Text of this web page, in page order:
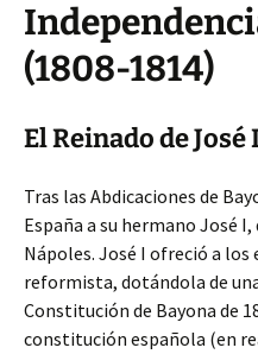
(1808-1814)
El Reinado de
Tras las Abdicaciones de
España a su hermano José I,
Nápoles. José I ofreció a
reformista, dotándola de
Constitución de Bayona de
constitución española (en